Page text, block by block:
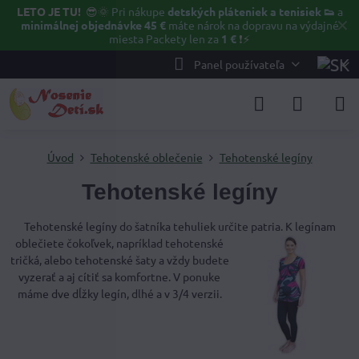
✕
LETO JE TU! 😎🌞 Pri nákupe detských pláteniek a tenisiek 👟 a
minimálnej objednávke 45 €máte nárok na dopravu na výdajné
miesta Packety len za 1 € ❗⚡️
Panel používateľa
Úvod Tehotenské oblečenie Tehotenské legíny
Tehotenské legíny
Tehotenské legíny do šatníka tehuliek určite patria. K legínam
oblečiete čokoľvek, napríklad tehotenské
tričká, alebo tehotenské šaty a vždy budete
vyzerať a aj cítiť sa komfortne. V ponuke
máme dve dĺžky legín, dlhé a v 3/4 verzii.